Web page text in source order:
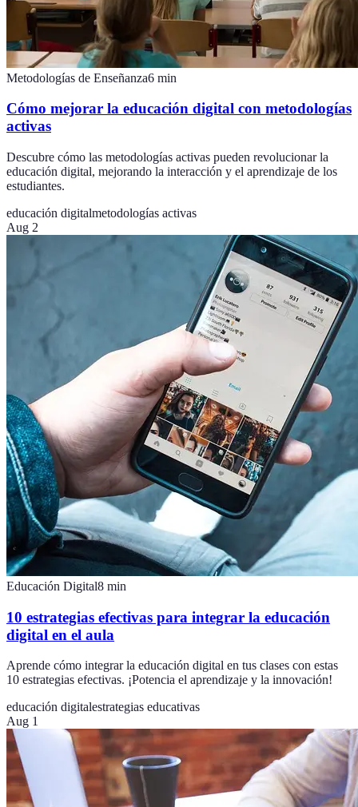
Metodologías de Enseñanza6 min
Cómo mejorar la educación digital con metodologías
activas
Descubre cómo las metodologías activas pueden revolucionar la
educación digital, mejorando la interacción y el aprendizaje de los
estudiantes.
educación digitalmetodologías activas
Aug 2
Educación Digital8 min
10 estrategias efectivas para integrar la educación
digital en el aula
Aprende cómo integrar la educación digital en tus clases con estas
10 estrategias efectivas. ¡Potencia el aprendizaje y la innovación!
educación digitalestrategias educativas
Aug 1